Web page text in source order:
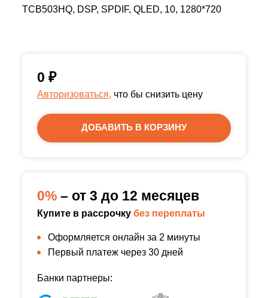
TCB503HQ, DSP, SPDIF, QLED, 10, 1280*720
0 ₽
Авторизоваться, что бы снизить цену
ДОБАВИТЬ В КОРЗИНУ
0% – от 3 до 12 месяцев
Купите в рассрочку без переплаты
Оформляется онлайн за 2 минуты
Первый платеж через 30 дней
Банки партнеры: